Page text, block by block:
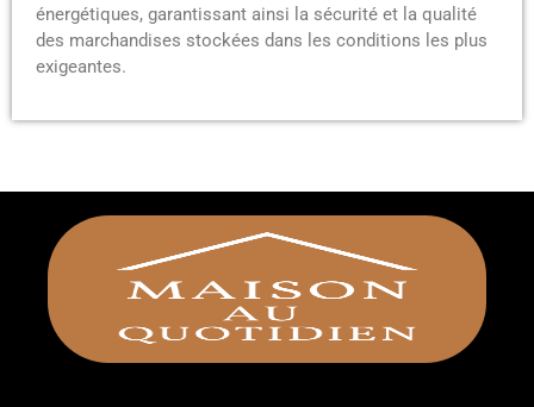
énergétiques, garantissant ainsi la sécurité et la qualité
des marchandises stockées dans les conditions les plus
exigeantes.